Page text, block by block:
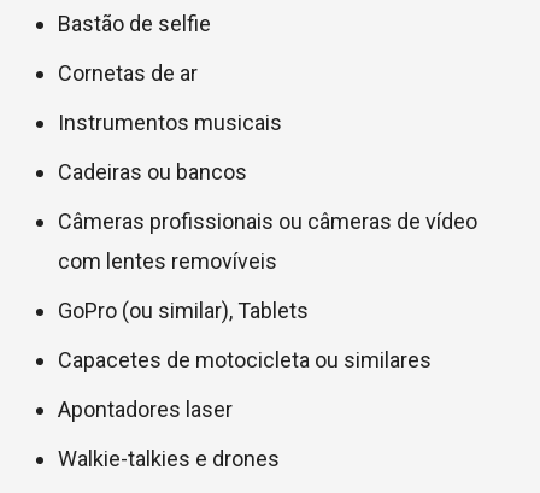
Bastão de selfie
Cornetas de ar
Instrumentos musicais
Cadeiras ou bancos
Câmeras profissionais ou câmeras de vídeo
com lentes removíveis
GoPro (ou similar), Tablets
Capacetes de motocicleta ou similares
Apontadores laser
Walkie-talkies e drones